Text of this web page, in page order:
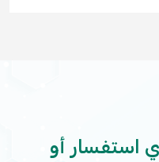
استفسار أو